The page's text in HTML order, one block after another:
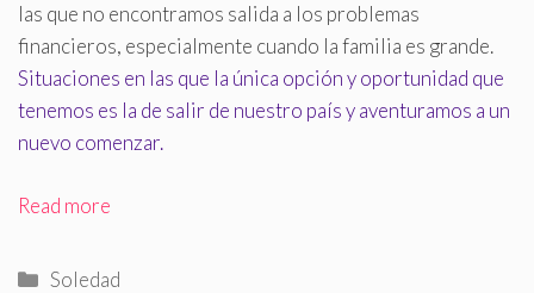
las que no encontramos salida a los problemas
financieros, especialmente cuando la familia es grande.
Situaciones en las que la única opción y oportunidad que
tenemos es la de salir de nuestro país y aventuramos a un
nuevo comenzar.
Read more
Categorías
Soledad